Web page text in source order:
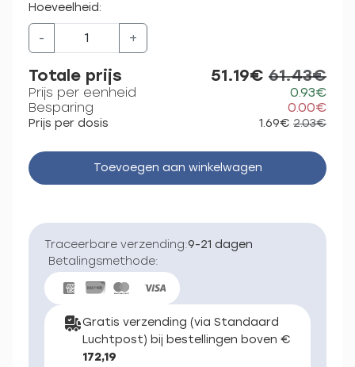
Hoeveelheid:
- +
Totale prijs 51.19€ 61.43€
Prijs per eenheid
0.93€
Besparing
0.00€
Prijs per dosis 1.69€ 2.03€
Toevoegen aan winkelwagen
Traceerbare verzending:9-21 dagen
Betalingsmethode:
Gratis verzending (via Standaard
Luchtpost) bij bestellingen boven €
172,19